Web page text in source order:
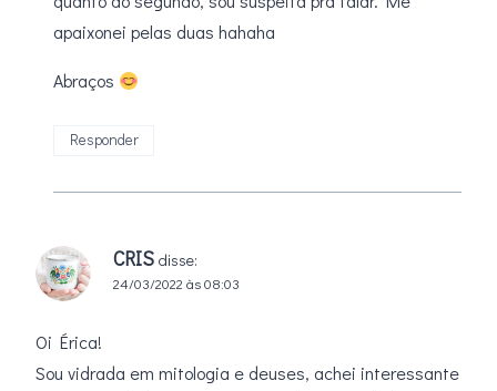
apaixonei pelas duas hahaha
Abraços
Responder
CRIS disse:
24/03/2022 às 08:03
Oi Érica!
Sou vidrada em mitologia e deuses, achei interessante